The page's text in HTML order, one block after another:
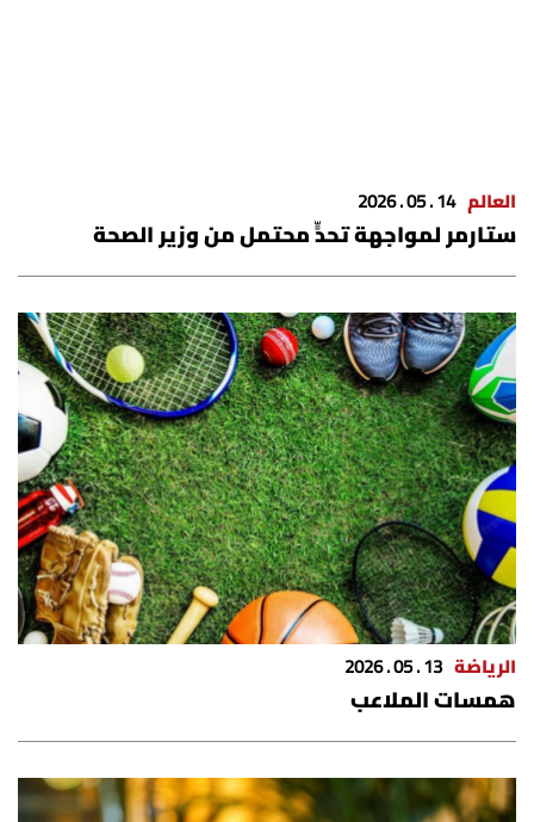
العالم 14 . 05 . 2026
ستارمر لمواجهة تحدٍّ محتمل من وزير الصحة
الرياضة 13 . 05 . 2026
همسات الملاعب